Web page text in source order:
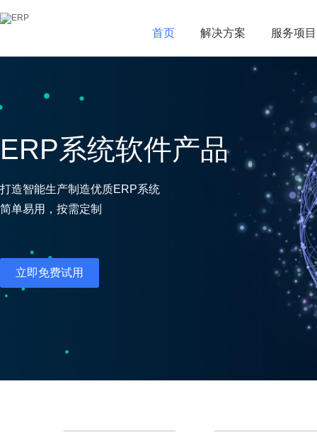
首页 解决方案 服务项目
首页 解决方案 服务项目
ERP系统软件产品
打造智能生产制造优质ERP系统
简单易用，按需定制
立即免费试用